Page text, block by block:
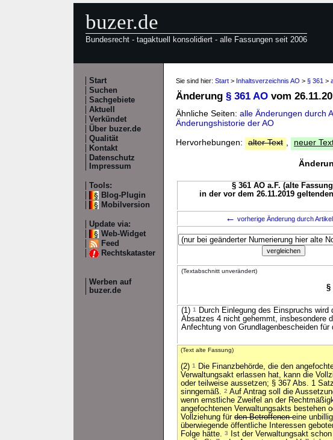
buzer.de
Bundesrecht - tagaktuell konsolidiert - alle Fassungen seit 2006
Start
Suchen
Sachgebiete
Aktuell
Verkündet
Über buzer.de
Qualität
Kontakt
Datenschutz
Impressum
Tools:
Blog-Plugin
Mobilversion
Update via:
Web-Widget
Feed
Rechtskataster
Werben auf
buzer.de
Sie sind hier: Start > Inhaltsverzeichnis AO > § 361 >
Änderung § 361 AO vom
Ähnliche Seiten: alle Änderungen durch
Änderungshistorie der AO
Hervorhebungen:
alter Text neuer
§ 361 AO a.F. (alte
in der vor dem 26.11.2019
← vorherige Änderung durch
(Textabschnitt unverändert)
§
(1) 1
Durch Einlegung des Einspruchs
Absatzes 4 nicht gehemmt, insbesondere
Anfechtung von Grundlagenbescheiden
(Text alte Fassung)
(2) 1
Die Finanzbehörde, die den
Verwaltungsakt erlassen hat, kann die
oder teilweise aussetzen; § 367 Abs. 1
sinngemäß. 2 Auf Antrag soll die
wenn ernstliche Zweifel an der
angefochtenen Verwaltungsakts bestehen
Vollziehung für den Betroffeneneine
überwiegende öffentliche Interessen
Folge hätte. 3
Ist der Verwaltungsakt